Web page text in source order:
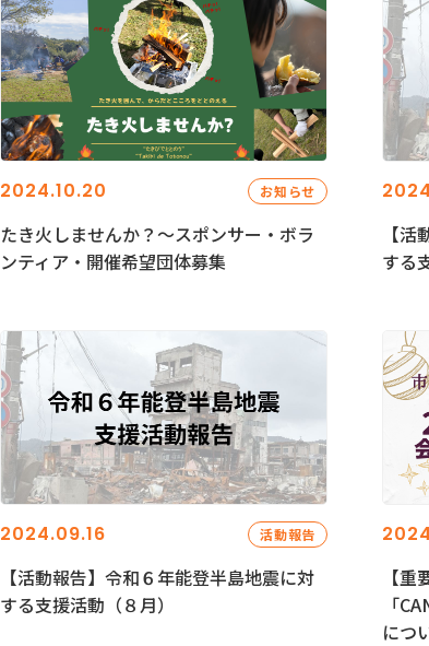
2024.10.20 お知らせ
たき火しませんか？～スポンサー・ボラ
ンティア・開催希望団体募集
【
する
2024.09.16 活動報告
【活動報告】令和６年能登半島地震に対
する支援活動（８月）
【
「
につ